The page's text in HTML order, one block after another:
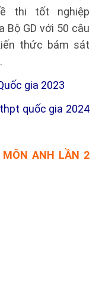
thi tốt nghiệp
GD với 50 câu
thức bám sát
gia 2023
quốc gia 2024
MÔN ANH LẦN 2